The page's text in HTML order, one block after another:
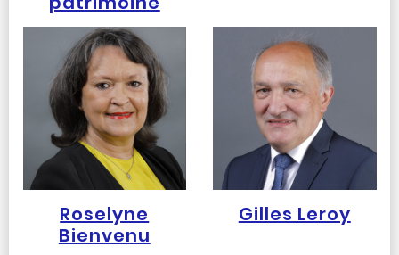
Roselyne
Bienvenu
Gilles Leroy